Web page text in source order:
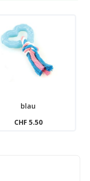
blau
CHF 5.50